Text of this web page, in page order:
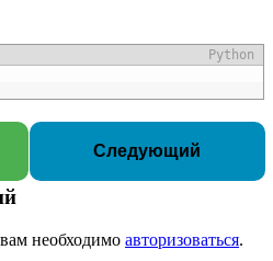
Python
Следующий
необходимо авторизоваться.